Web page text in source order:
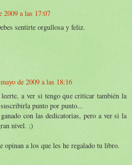
2009 a las 17:07
sentirte orgullosa y feliz.
de 2009 a las 18:16
a ver si tengo que criticar también la
punto por punto...
con las dedicatorias, pero a ver si la
nivel. ;)
opinan a los que les he regalado tu libro.